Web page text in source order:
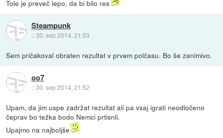
Tole je preveč lepo, da bi bilo res
Steampunk
::30. sep 2014, 21:33
Sem pričakoval obraten rezultat v prvem polčasu. Bo še zanimivo.
oo7
::30. sep 2014, 21:52
Upam, da jim uspe zadržat rezultat ali pa vsaj igrati neodločeno
čeprav bo težka bodo Nemci prtisnli.
Upajmo na najboljše